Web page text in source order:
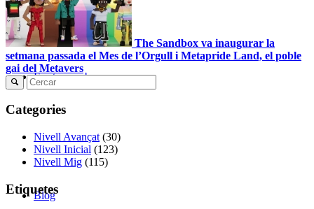
Fes-te membre
Blog
The Sandbox va inaugurar la
setmana passada el Mes de l’Orgull i Metapride Land, el poble
gai del Metavers
Categories
Nivell Avançat (30)
Nivell Inicial (123)
Nivell Mig (115)
Etiquetes